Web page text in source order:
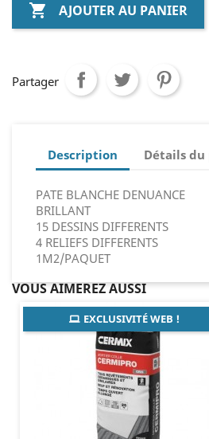
 AJOUTER AU PANIER
Partager
Description Détails
PATE BLANCHE DENUANCE
BRILLANT
15 DESSINS DIFFERENTS
4 RELIEFS DIFFERENTS
1M2/PAQUET
VOUS AIMEREZ AUSSI
EXCLUSIVITÉ WEB !